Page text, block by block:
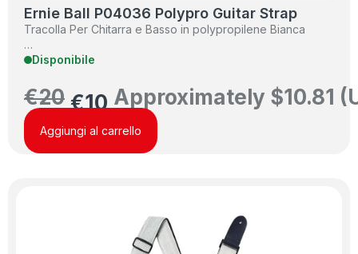
Ernie Ball P04036 Polypro Guitar Strap
Tracolla Per Chitarra e Basso in polypropilene Bianca
…
Disponibile
€20 €10 Approximately $10.81
Aggiungi al carrello